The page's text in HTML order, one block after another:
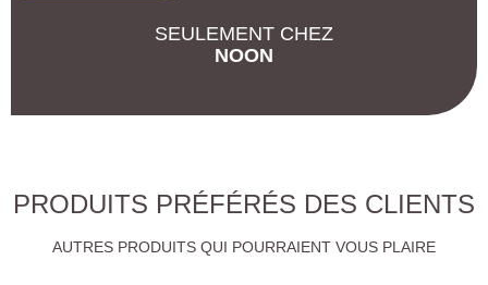
SEULEMENT CHEZ
NOON
PRODUITS PRÉFÉRÉS DES CLIENTS
AUTRES PRODUITS QUI POURRAIENT VOUS PLAIRE